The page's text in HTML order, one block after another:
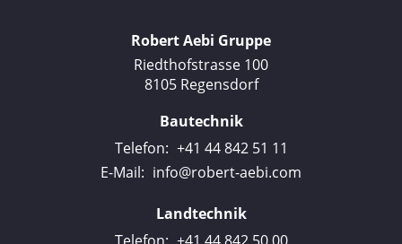
Robert Aebi Gruppe
Riedthofstrasse 100
8105 Regensdorf
Bautechnik
Telefon: +41 44 842 51 11
E-Mail: info@robert-aebi.com
Landtechnik